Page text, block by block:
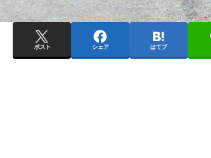
ポスト シェア はてブ